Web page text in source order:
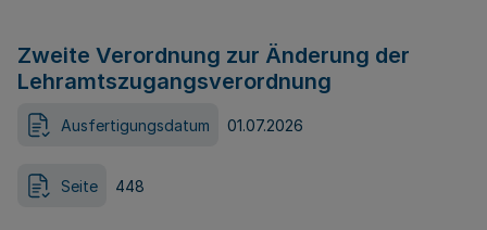
Zweite Verordnung zur Änderung der
Lehramtszugangsverordnung
Ausfertigungsdatum 01.07.2026
Seite 448